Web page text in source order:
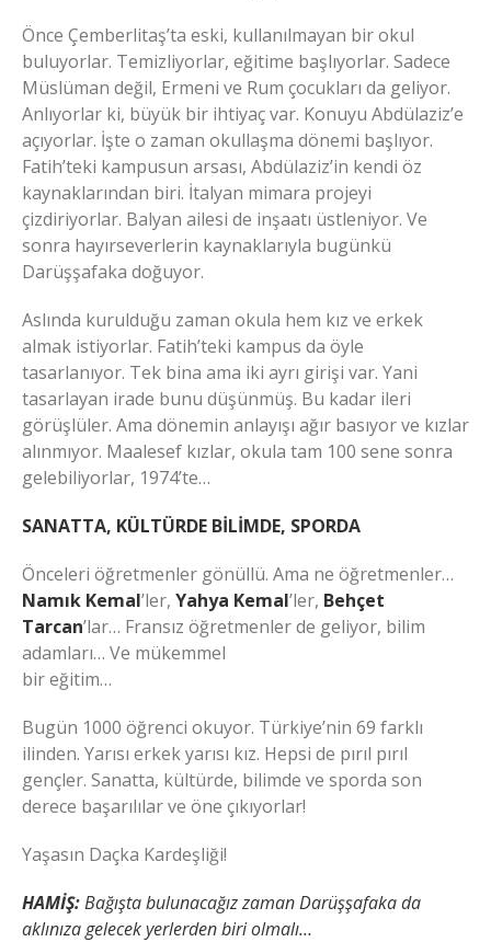
Önce Çemberlitaş’ta eski, kullanılmayan bir okul
buluyorlar. Temizliyorlar, eğitime başlıyorlar. Sadece
Müslüman değil, Ermeni ve Rum çocukları da geliyor.
Anlıyorlar ki, büyük bir ihtiyaç var. Konuyu Abdülaziz’e
açıyorlar. İşte o zaman okullaşma dönemi başlıyor.
Fatih’teki kampusun arsası, Abdülaziz’in kendi öz
kaynaklarından biri. İtalyan mimara projeyi
çizdiriyorlar. Balyan ailesi de inşaatı üstleniyor. Ve
sonra hayırseverlerin kaynaklarıyla bugünkü
Darüşşafaka doğuyor.
Aslında kurulduğu zaman okula hem kız ve erkek
almak istiyorlar. Fatih’teki kampus da öyle
tasarlanıyor. Tek bina ama iki ayrı girişi var. Yani
tasarlayan irade bunu düşünmüş. Bu kadar ileri
görüşlüler. Ama dönemin anlayışı ağır basıyor ve kızlar
alınmıyor. Maalesef kızlar, okula tam 100 sene sonra
gelebiliyorlar, 1974’te…
SANATTA, KÜLTÜRDE BİLİMDE, SPORDA
Önceleri öğretmenler gönüllü. Ama ne öğretmenler…
Namık Kemal’ler, Yahya Kemal’ler, Behçet
Tarcan’lar… Fransız öğretmenler de geliyor, bilim
adamları… Ve mükemmel
bir eğitim…
Bugün 1000 öğrenci okuyor. Türkiye’nin 69 farklı
ilinden. Yarısı erkek yarısı kız. Hepsi de pırıl pırıl
gençler. Sanatta, kültürde, bilimde ve sporda son
derece başarılılar ve öne çıkıyorlar!
Yaşasın Daçka Kardeşliği!
HAMİŞ:Bağışta bulunacağız zaman Darüşşafaka da
aklınıza gelecek yerlerden biri olmalı…